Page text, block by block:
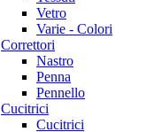
Vetro
Varie - Colori
Correttori
Nastro
Penna
Pennello
Cucitrici
Cucitrici